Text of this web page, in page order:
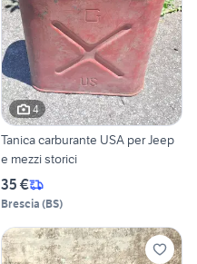
4
Tanica carburante USA per Jeep
e mezzi storici
35 €
Brescia (BS)